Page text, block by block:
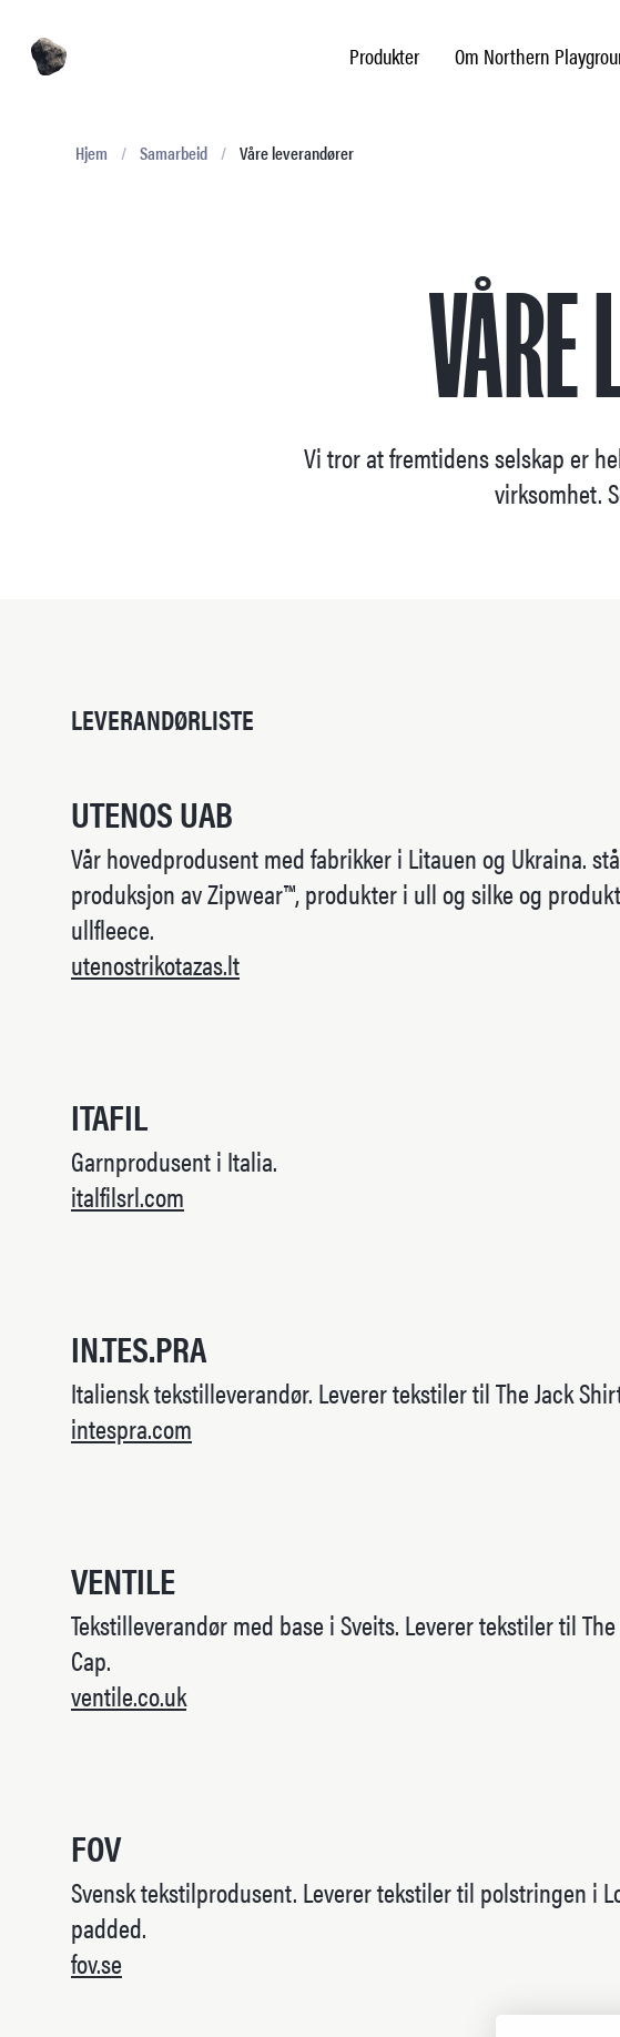
Produkter Om Northern
Hjem / Samarbeid / Våre leverandører
VÅRE
Vi tror at fremtidens selskap er
virksomhet.
LEVERANDØRLISTE
UTENOS UAB
Vår hovedprodusent med fabrikker i Litauen og Ukraina.
produksjon av Zipwear™, produkter i ull og silke og
ullfleece.
utenostrikotazas.lt
ITAFIL
Garnprodusent i Italia.
italfilsrl.com
IN.TES.PRA
Italiensk tekstilleverandør. Leverer tekstiler til The Jack
intespra.com
VENTILE
Tekstilleverandør med base i Sveits. Leverer tekstiler til
Cap.
ventile.co.uk
FOV
Svensk tekstilprodusent. Leverer tekstiler til polstringen i
padded.
fov.se